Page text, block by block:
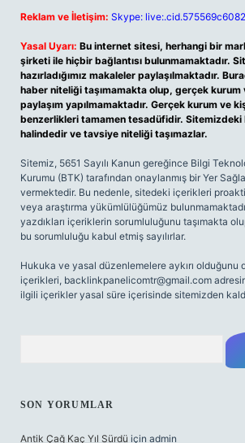
Reklam ve İletişim: Skype:
Yasal Uyarı: Bu internet sitesi, herhangi bir
şirketi ile hiçbir bağlantısı bulunmamaktadır.
hazırladığımız makaleler paylaşılmaktadır.
haber niteliği taşımamakta olup, gerçek kurum
paylaşım yapılmamaktadır. Gerçek kurum ve
benzerlikleri tamamen tesadüfidir.
halindedir ve tavsiye niteliği taşımazlar.
Sitemiz, 5651 Sayılı Kanun gereğince Bilgi
Kurumu (BTK) tarafından onaylanmış bir Yer
vermektedir. Bu nedenle, sitedeki içerikleri
veya araştırma yükümlülüğümüz
yazdıkları içeriklerin sorumluluğunu taşımakta
bu sorumluluğu kabul etmiş sayılırlar.
Hukuka ve yasal düzenlemelere aykırı olduğunu
içerikleri, backlinkpanelicomtr@gmail.com
ilgili içerikler yasal süre içerisinde sitemizden
SON YORUMLAR
Antik Çağ Kaç Yıl Sürdü için admin